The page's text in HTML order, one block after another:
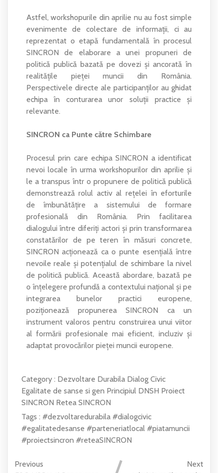
Astfel, workshopurile din aprilie nu au fost simple
evenimente de colectare de informații, ci au
reprezentat o etapă fundamentală în procesul
SINCRON de elaborare a unei propuneri de
politică publică bazată pe dovezi și ancorată în
realitățile pieței muncii din România.
Perspectivele directe ale participanților au ghidat
echipa în conturarea unor soluții practice și
relevante.
SINCRON ca Punte către Schimbare
Procesul prin care echipa SINCRON a identificat
nevoi locale în urma workshopurilor din aprilie și
le a transpus într o propunere de politică publică
demonstrează rolul activ al rețelei în eforturile
de îmbunătățire a sistemului de formare
profesională din România. Prin facilitarea
dialogului între diferiți actori și prin transformarea
constatărilor de pe teren în măsuri concrete,
SINCRON acționează ca o punte esențială între
nevoile reale și potențialul de schimbare la nivel
de politică publică. Această abordare, bazată pe
o înțelegere profundă a contextului național și pe
integrarea bunelor practici europene,
poziționează propunerea SINCRON ca un
instrument valoros pentru construirea unui viitor
al formării profesionale mai eficient, incluziv și
adaptat provocărilor pieței muncii europene.
Category : Dezvoltare Durabila Dialog Civic
Egalitate de sanse si gen Principiul DNSH Proiect
SINCRON Retea SINCRON
Tags : #dezvoltaredurabila #dialogcivic
#egalitatedesanse #parteneriatlocal #piatamuncii
#proiectsincron #reteaSINCRON
Previous
Next